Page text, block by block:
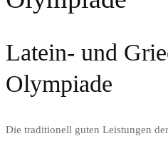
Latein- und
Olympiade
Die traditionell guten Leistungen